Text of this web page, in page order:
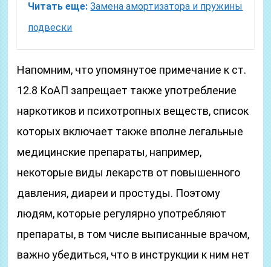
Читать еще: Замена амортизатора и пружины
подвески
Напомним, что упомянутое примечание к ст.
12.8 КоАП запрещает также употребление
наркотиков и психотропных веществ, список
которых включает также вполне легальные
медицинские препараты, например,
некоторые виды лекарств от повышенного
давления, диареи и простуды. Поэтому
людям, которые регулярно употребляют
препараты, в том числе выписанные врачом,
важно убедиться, что в инструкции к ним нет